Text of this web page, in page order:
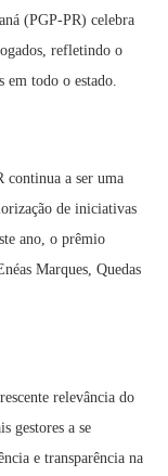
(PGP-PR) celebra
refletindo o
em todo o estado.
continua a ser uma
de iniciativas
ano, o prêmio
Marques, Quedas
relevância do
gestores a se
e transparência na